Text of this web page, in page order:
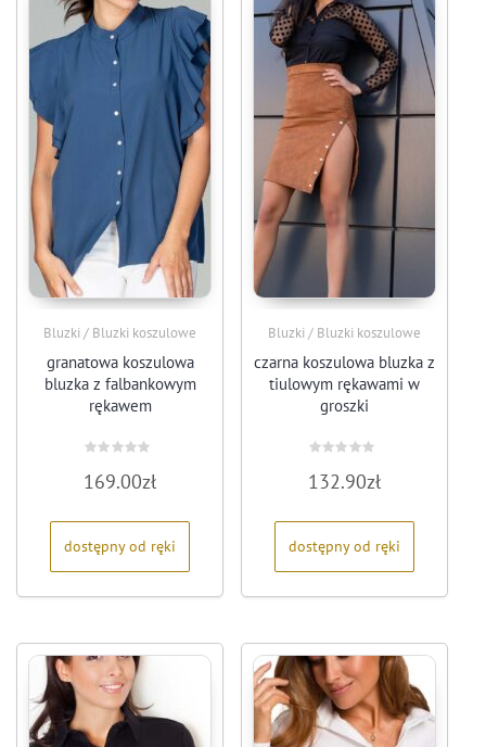
Bluzki / Bluzki koszulowe
granatowa koszulowa
bluzka z falbankowym
rękawem
0
na
169.00zł
dostępny od ręki
Bluzki / Bluzki koszulowe
czarna koszulowa bluzka z
tiulowym rękawami w
groszki
0
na
132.90zł
dostępny od ręki